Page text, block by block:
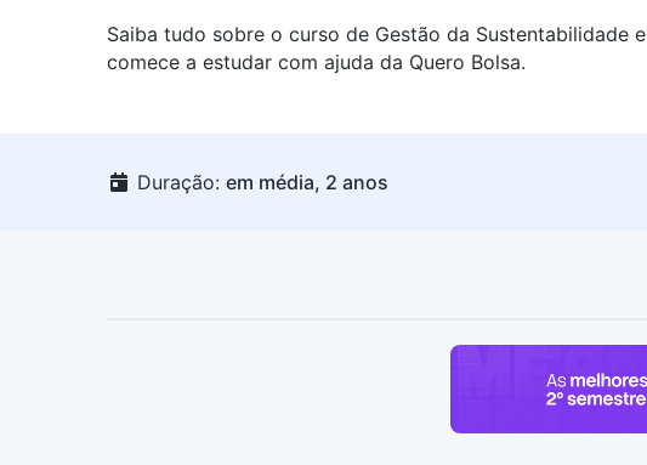
Saiba tudo sobre o curso de Gestão da Sustentabilidade e
comece a estudar com ajuda da Quero Bolsa.
Duração: em média, 2 anos